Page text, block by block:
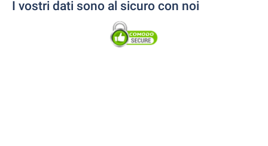
I vostri dati sono al sicuro con noi